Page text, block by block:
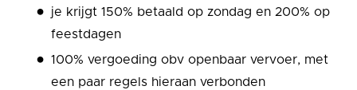
je krijgt 150% betaald op zondag en 200% op
feestdagen
100% vergoeding obv openbaar vervoer, met
een paar regels hieraan verbonden